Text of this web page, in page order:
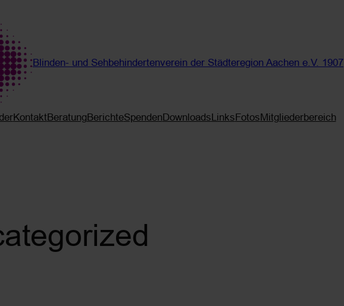
Blinden- und Sehbehindertenverein der Städteregion Aachen e.V. 1907
KontaktBeratungBerichteSpendenDownloadsLinksFotosMitgliederbereich